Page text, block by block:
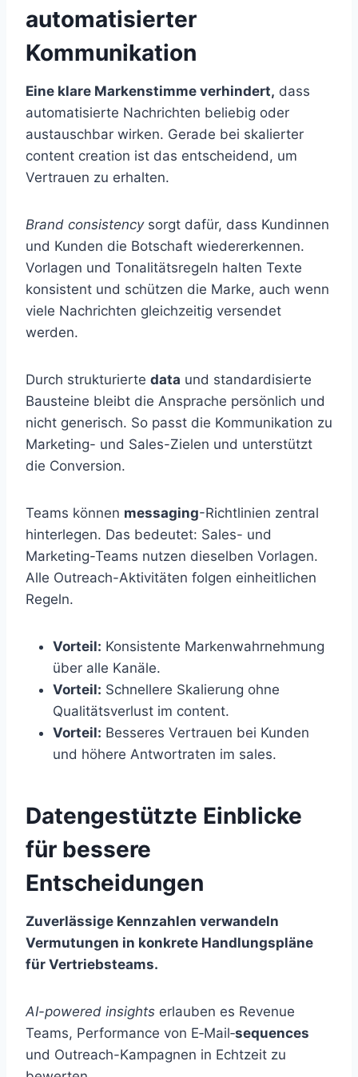
automatisierter
Kommunikation
Eine klare Markenstimme verhindert, dass
automatisierte Nachrichten beliebig oder
austauschbar wirken. Gerade bei skalierter
content creation ist das entscheidend, um
Vertrauen zu erhalten.
Brand consistencysorgt dafür, dass Kundinnen
und Kunden die Botschaft wiedererkennen.
Vorlagen und Tonalitätsregeln halten Texte
konsistent und schützen die Marke, auch wenn
viele Nachrichten gleichzeitig versendet
werden.
Durch strukturierte data und standardisierte
Bausteine bleibt die Ansprache persönlich und
nicht generisch. So passt die Kommunikation zu
Marketing- und Sales-Zielen und unterstützt
die Conversion.
Teams können messaging-Richtlinien zentral
hinterlegen. Das bedeutet: Sales- und
Marketing-Teams nutzen dieselben Vorlagen.
Alle Outreach-Aktivitäten folgen einheitlichen
Regeln.
Vorteil: Konsistente Markenwahrnehmung
über alle Kanäle.
Vorteil: Schnellere Skalierung ohne
Qualitätsverlust im content.
Vorteil: Besseres Vertrauen bei Kunden
und höhere Antwortraten im sales.
Datengestützte Einblicke
für bessere
Entscheidungen
Zuverlässige Kennzahlen verwandeln
Vermutungen in konkrete Handlungspläne
für Vertriebsteams.
AI-powered insights erlauben es Revenue
Teams, Performance von E‑Mail‑sequences
und Outreach-Kampagnen in Echtzeit zu